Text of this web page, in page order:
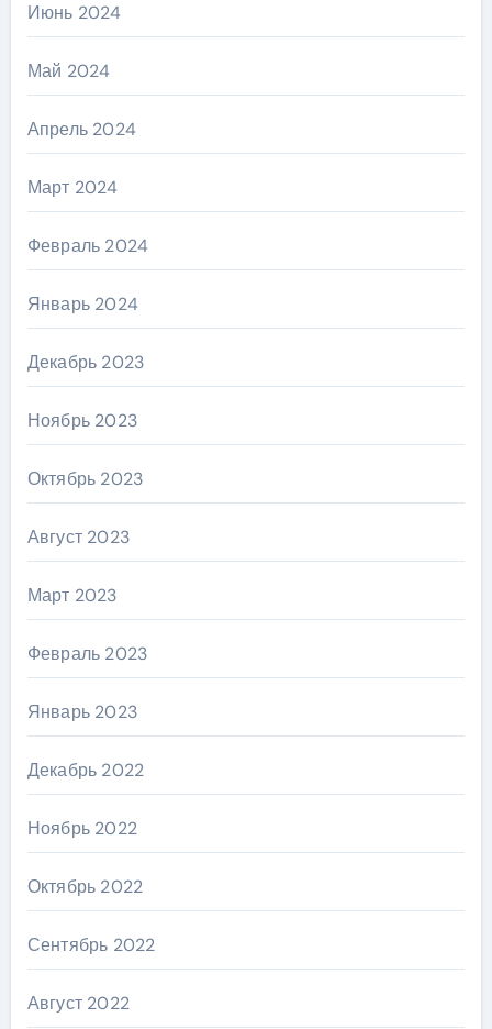
Июнь 2024
Май 2024
Апрель 2024
Март 2024
Февраль 2024
Январь 2024
Декабрь 2023
Ноябрь 2023
Октябрь 2023
Август 2023
Март 2023
Февраль 2023
Январь 2023
Декабрь 2022
Ноябрь 2022
Октябрь 2022
Сентябрь 2022
Август 2022